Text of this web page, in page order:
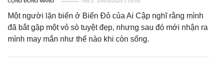
Một người lặn biển ở Biển Đỏ của Ai Cập nghĩ rằng mình
đã bắt gặp một vỏ sò tuyệt đẹp, nhưng sau đó mới nhận ra
mình may mắn như thế nào khi còn sống.